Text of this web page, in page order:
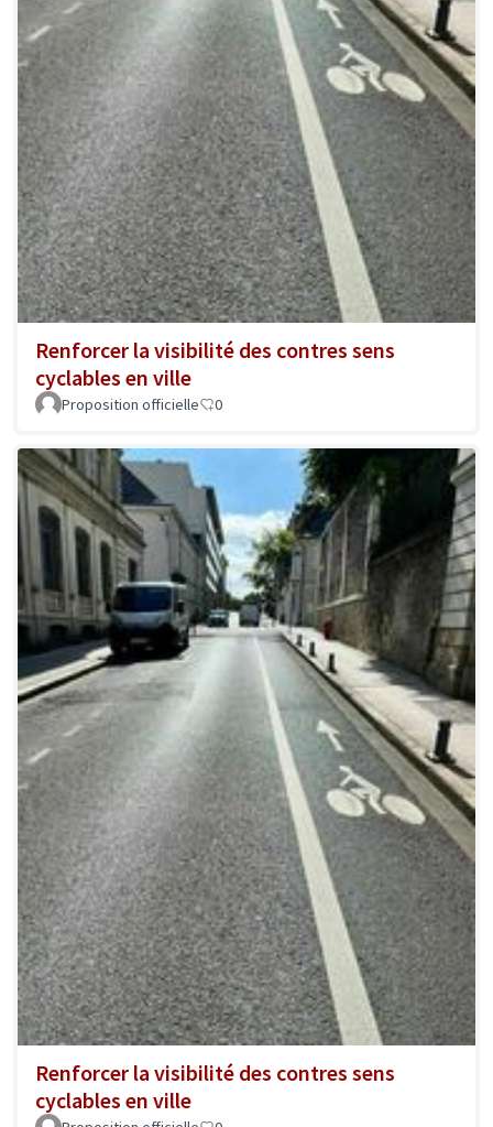
Renforcer la visibilité des contres sens
cyclables en ville
Proposition officielle 0
Renforcer la visibilité des contres sens
cyclables en ville